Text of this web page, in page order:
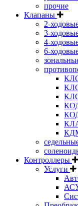
прочие
Клапаны
2-
3-
4-
6-
Контроллеры
Услуги